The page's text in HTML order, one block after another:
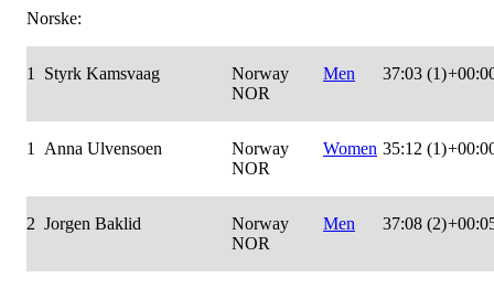
Norske:
1 Styrk Kamsvaag
Norway
NOR
Men 37:03 (1)
1 Anna Ulvensoen
Norway
NOR
Women 35:12 (1)
2 Jorgen Baklid
Norway
NOR
Men 37:08 (2)